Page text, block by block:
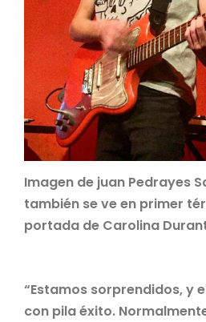
Imagen de juan Pedrayes
también se ve en primer
portada de Carolina
“Estamos sorprendidos, y
con pila éxito.